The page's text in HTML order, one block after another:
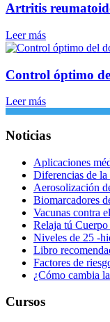
Artritis
Leer más
Control óptimo
Leer más
Noticias
Aplicaciones
Diferencias de
Aerosolización
Biomarcadores
Vacunas contra
Relaja tú
Niveles de 25 -
Libro
Factores de
¿Cómo cambia
Cursos